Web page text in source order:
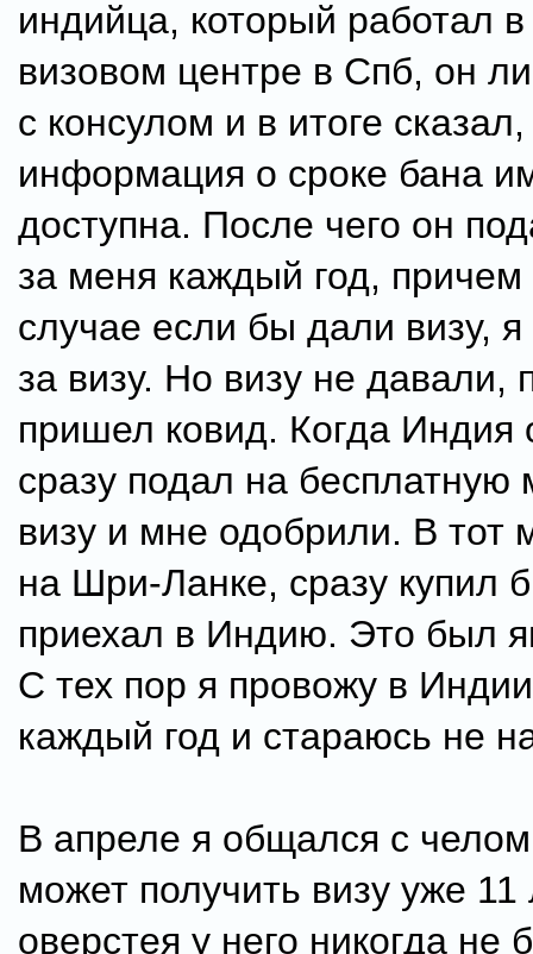
индийца, который работал
визовом центре в Спб, он
с консулом и в итоге
информация о сроке бана
доступна. После чего он
за меня каждый год,
случае если бы дали визу,
за визу. Но визу не давали,
пришел ковид. Когда Индия
сразу подал на бесплатную
визу и мне одобрили. В тот
на Шри-Ланке, сразу купил
приехал в Индию. Это был
С тех пор я провожу в
каждый год и стараюсь не
В апреле я общался с
может получить визу уже 11
оверстея у него никогда не